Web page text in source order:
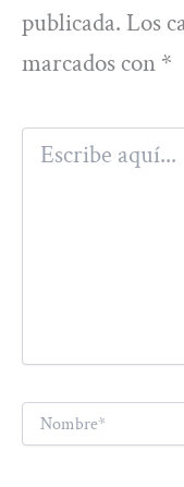
publicada. Los
marcados con *
Escribe
aquí...
Nombre*